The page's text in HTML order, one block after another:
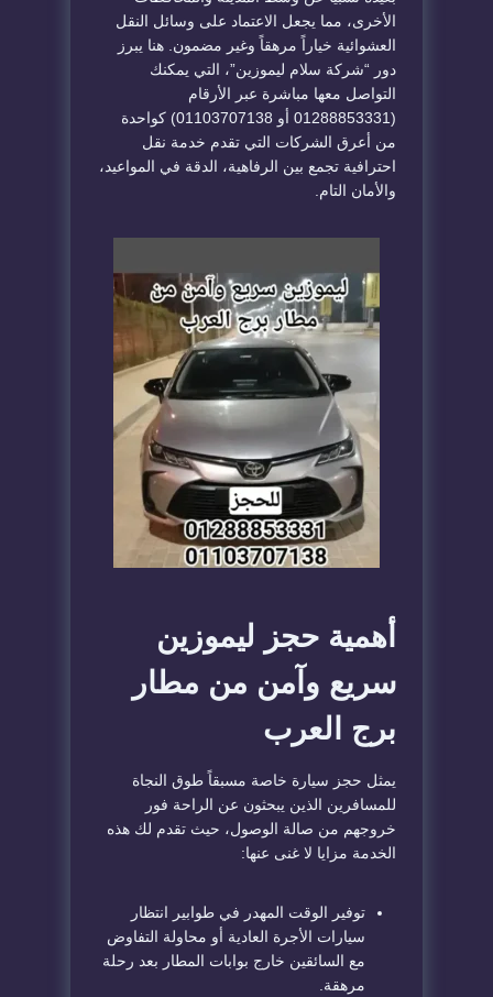
الأخرى، مما يجعل الاعتماد على وسائل النقل
العشوائية خياراً مرهقاً وغير مضمون. هنا يبرز
دور “شركة سلام ليموزين”، التي يمكنك
التواصل معها مباشرة عبر الأرقام
(01288853331 أو 01103707138) كواحدة
من أعرق الشركات التي تقدم خدمة نقل
احترافية تجمع بين الرفاهية، الدقة في المواعيد،
والأمان التام.
أهمية حجز ليموزين
سريع وآمن من مطار
برج العرب
يمثل حجز سيارة خاصة مسبقاً طوق النجاة
للمسافرين الذين يبحثون عن الراحة فور
خروجهم من صالة الوصول، حيث تقدم لك هذه
الخدمة مزايا لا غنى عنها:
توفير الوقت المهدر في طوابير انتظار
سيارات الأجرة العادية أو محاولة التفاوض
مع السائقين خارج بوابات المطار بعد رحلة
مرهقة.